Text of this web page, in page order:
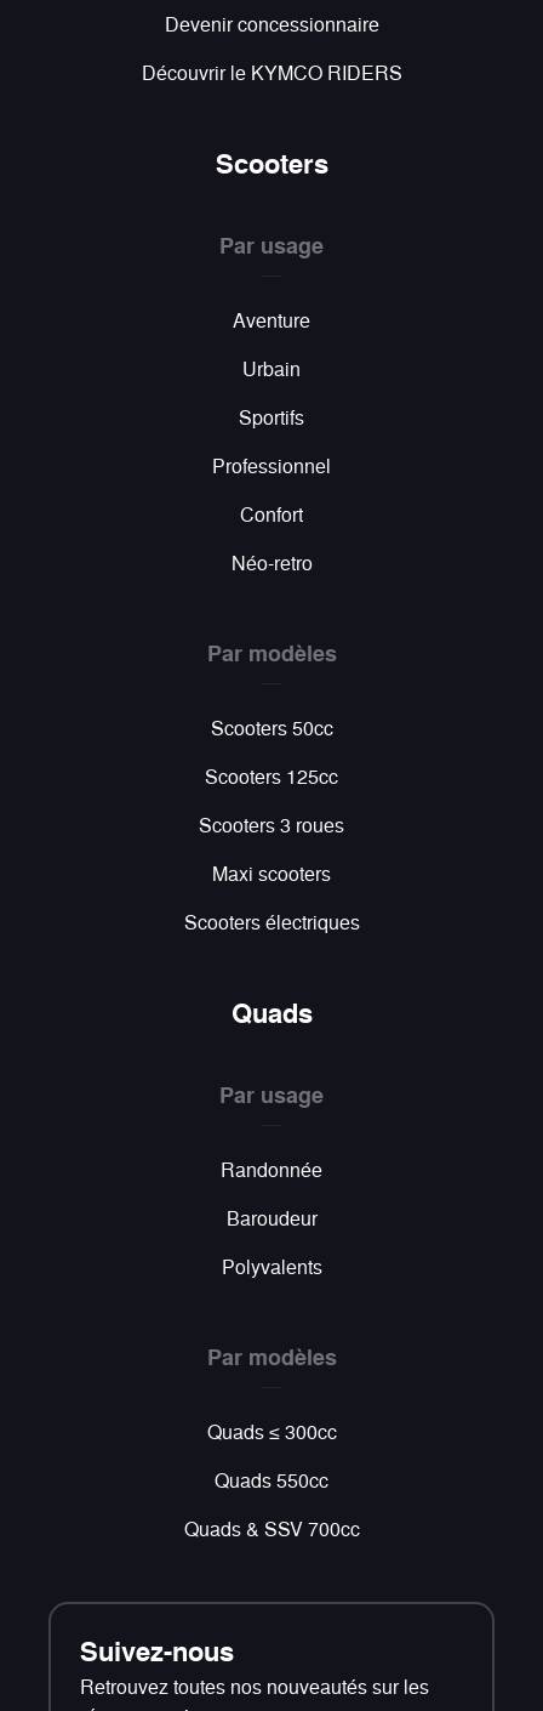
Devenir concessionnaire
Découvrir le KYMCO RIDERS
Scooters
Par usage
Aventure
Urbain
Sportifs
Professionnel
Confort
Néo-retro
Par modèles
Scooters 50cc
Scooters 125cc
Scooters 3 roues
Maxi scooters
Scooters électriques
Quads
Par usage
Randonnée
Baroudeur
Polyvalents
Par modèles
Quads ≤ 300cc
Quads 550cc
Quads & SSV 700cc
Suivez-nous
Retrouvez toutes nos nouveautés sur les